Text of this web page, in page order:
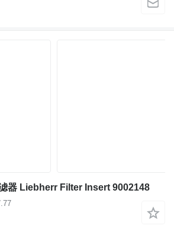
器 Liebherr Filter Insert 9002148